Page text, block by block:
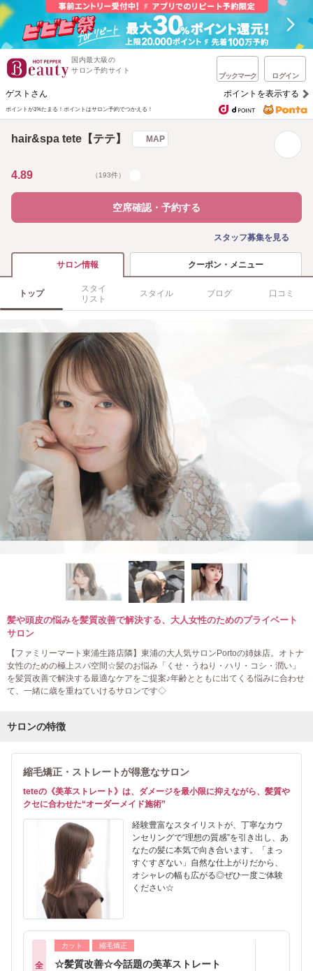
国内最大級の
サロン予約サイト
ブックマーク ログイン
ゲストさん ポイントを表示する
ポイントが1%たまる！ ポイントはサロン予約でつかえる！
hair&spa tete【テテ】 MAP
4.89 （193件）
空席確認・予約する
スタッフ募集を見る
サロン情報 クーポン・メニュー
トップ
スタイ
リスト
スタイル ブログ 口コミ
髪や頭皮の悩みを髪質改善で解決する、大人女性のためのプライベート
サロン
【ファミリーマート東浦生路店隣】東浦の大人気サロンPortoの姉妹店。オトナ
女性のための極上スパ空間☆髪のお悩み「くせ・うねり・ハリ・コシ・潤い」
を髪質改善で解決する最適なケアをご提案♪年齢とともに出てくる悩みに合わせ
て、一緒に歳を重ねていけるサロンです◇
サロンの特徴
縮毛矯正・ストレートが得意なサロン
teteの《美革ストレート》は、ダメージを最小限に抑えながら、髪質や
クセに合わせた“オーダーメイド施術”
経験豊富なスタイリストが、丁寧なカウ
ンセリングで“理想の質感”を引き出し、あ
なたの髪に本気で向き合います。「まっ
すぐすぎない」自然な仕上がりだから、
オシャレの幅も広がる◎ぜひ一度ご体験
ください☆
全
カット 縮毛矯正
☆髪質改善☆今話題の美革ストレート